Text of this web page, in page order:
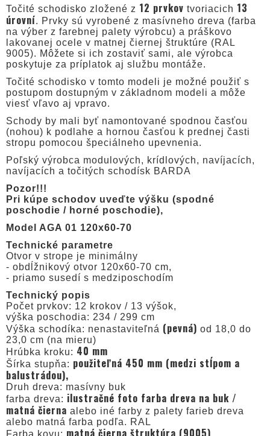
Točité schodisko zložené z 12 prvkov tvoriacich 13
úrovní. Prvky sú vyrobené z masívneho dreva (farba
na výber z farebnej palety výrobcu) a práškovo
lakovanej ocele v matnej čiernej štruktúre (RAL
9005). Môžete si ich zostaviť sami, ale výrobca
poskytuje za príplatok aj službu montáže.
Točité schodisko v tomto modeli je možné použiť s
postupom dostupným v základnom modeli a môže
viesť vľavo aj vpravo.
Schody by mali byť namontované spodnou časťou
(nohou) k podlahe a hornou časťou k prednej časti
stropu pomocou špeciálneho upevnenia.
Poľský výrobca modulových, krídlových, navíjacích,
navíjacích a točitých schodísk BARDA
Pozor!!!
Pri kúpe schodov uveďte výšku (spodné
poschodie / horné poschodie),
Model AGA 01 120x60-70
Technické parametre
Otvor v strope je minimálny
- obdĺžnikový otvor 120x60-70 cm,
- priamo susedí s medziposchodím
Technický popis
Počet prvkov: 12 krokov / 13 výšok,
výška poschodia: 234 / 299 cm
Výška schodíka: nenastaviteľná (pevná) od 18,0 do
23,0 cm (na mieru)
Hrúbka kroku: 40 mm
Šírka stupňa: použiteľná 450 mm (medzi stĺpom a
balustrádou),
Druh dreva: masívny buk
farba dreva: ilustračné foto farba dreva na buk /
matná čierna alebo iné farby z palety farieb dreva
alebo matná farba podľa. RAL
Farba kovu: matná čierna štruktúra (9005)